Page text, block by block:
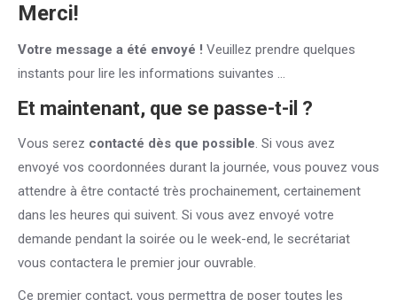
Merci!
Votre message a été envoyé ! Veuillez prendre quelques
instants pour lire les informations suivantes …
Et maintenant, que se passe-t-il ?
Vous serez contacté dès que possible. Si vous avez
envoyé vos coordonnées durant la journée, vous pouvez vous
attendre à être contacté très prochainement, certainement
dans les heures qui suivent. Si vous avez envoyé votre
demande pendant la soirée ou le week-end, le secrétariat
vous contactera le premier jour ouvrable.
Ce premier contact, vous permettra de poser toutes les